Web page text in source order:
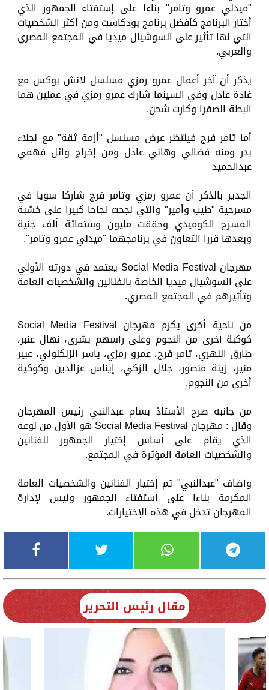
"ميدلي عمرو وتامر" بناءا على إستفتاء الجمهور الذي
أختار البرنامج كأفضل برنامج بودكاست ومن أكثر الشخصيات
التي لها تأثير على السوشيال ميديا في المجتمع المصري
والعربي.
يذكر أن آخر أعمال عمرو رمزي مسلسل لانش بوكس مع
غادة عادل وفي السينما شارك عمرو رمزي في عملين هما
البطة الصفرا وكارت شحن.
أما تامر فرج فينتظر عرض مسلسل "أزمة ثقة" مع نجلاء
بدر ومنه فضالي وهاني عادل ومن إخراج وائل فهمي
عبدالحميد
الجدير بالذكر أن عمرو رمزي وتامر فرج شاركا سويا في
مسرحية "طيب وأمير" والتي نجحت نجاحا كبيرا على خشبة
المسرح الكوميدي وحققت مليون وستمائة ألف جنية
وبعدها قررا التعاون في برنامجهما "ميدلي عمرو وتامر".
مهرجان Social Media Festival يعتمد في دورته الأولي
على السوشيال ميديا الخاصة بالفنانين والشخصيات العامة
وتأثيرهم في المجتمع المصري.
من ناحية أخرى يكرم مهرجان Social Media Festival
كوكبة أخرى من النجوم وعلى رأسهم بشرى، نهال عنبر،
طارق النهري، تامر فرج، عمرو رمزي، ياسر الزنكلوني، عبير
منير، زينة منصور، جلال الزكي، إيناس عزالدين وكوكية
أخرى من النجوم.
من جانبه صرح الأستاذ بسام عبدالنبي رئيس المهرجان
وقال : مهرجان Social Media Festival هو الأول من نوعه
الذي يقام على أساس إختيار الجمهور للفنانين
والشخصيات العامة المؤثرة في المجتمع.
وأضاف "عبدالنبي" تم إختيار الفنانين والشخصيات العامة
المكرمة بناءا على إستفتاء الجمهور وليس لإدارة
المهرجان تدخل في هذه الإختيارات.
مقال رئيس التحرير